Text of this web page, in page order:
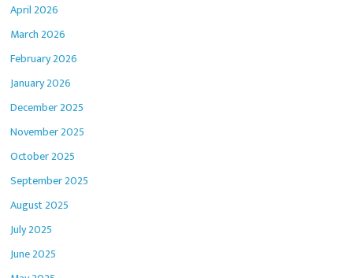
April 2026
March 2026
February 2026
January 2026
December 2025
November 2025
October 2025
September 2025
August 2025
July 2025
June 2025